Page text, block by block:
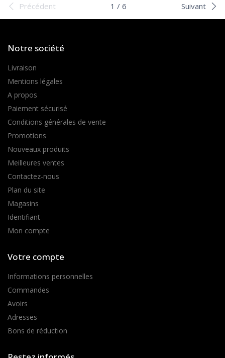
Précédent 1 / 6 Suivant
Notre société
Livraison
Mentions légales
A propos
Paiement sécurisé
Conditions générales de vente
Promotions
Nouveaux produits
Meilleures ventes
Contactez-nous
Plan du site
Magasins
Identifiant
Mon compte
Votre compte
Informations personnelles
Commandes
Avoirs
Adresses
Bons de réduction